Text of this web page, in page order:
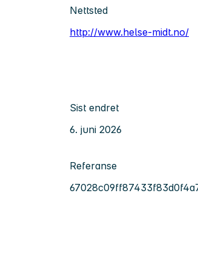
Nettsted
http://www.helse-midt.no/
Sist endret
6. juni 2026
Referanse